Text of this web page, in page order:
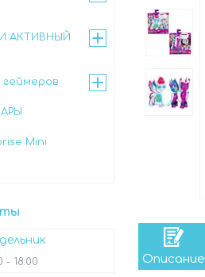
Описание
АКТИВНЫЙ
геймеров
Mini
18:00